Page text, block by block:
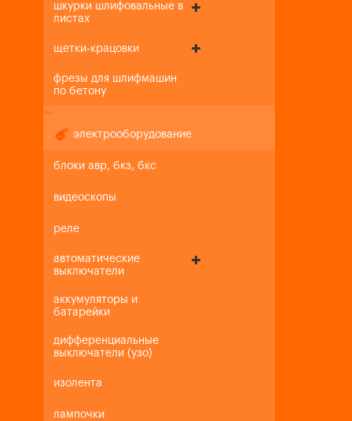
шкурки шлифовальные в
листах
щетки-крацовки
фрезы для шлифмашин
по бетону
+-
электрооборудование
блоки авр, бкз, бкс
видеоскопы
реле
автоматические
выключатели
аккумуляторы и
батарейки
дифференциальные
выключатели (узо)
изолента
лампочки